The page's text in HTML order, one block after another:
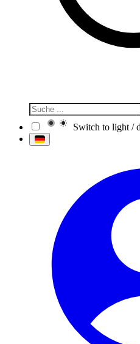
Switch to light /